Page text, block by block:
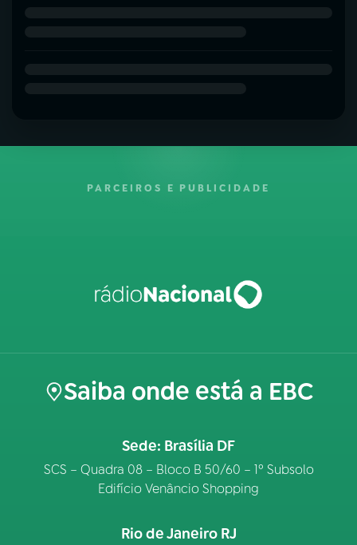
PARCEIROS E PUBLICIDADE
Saiba onde está a EBC
Sede: Brasília DF
SCS – Quadra 08 – Bloco B 50/60 – 1º Subsolo
Edifício Venâncio Shopping
Rio de Janeiro RJ